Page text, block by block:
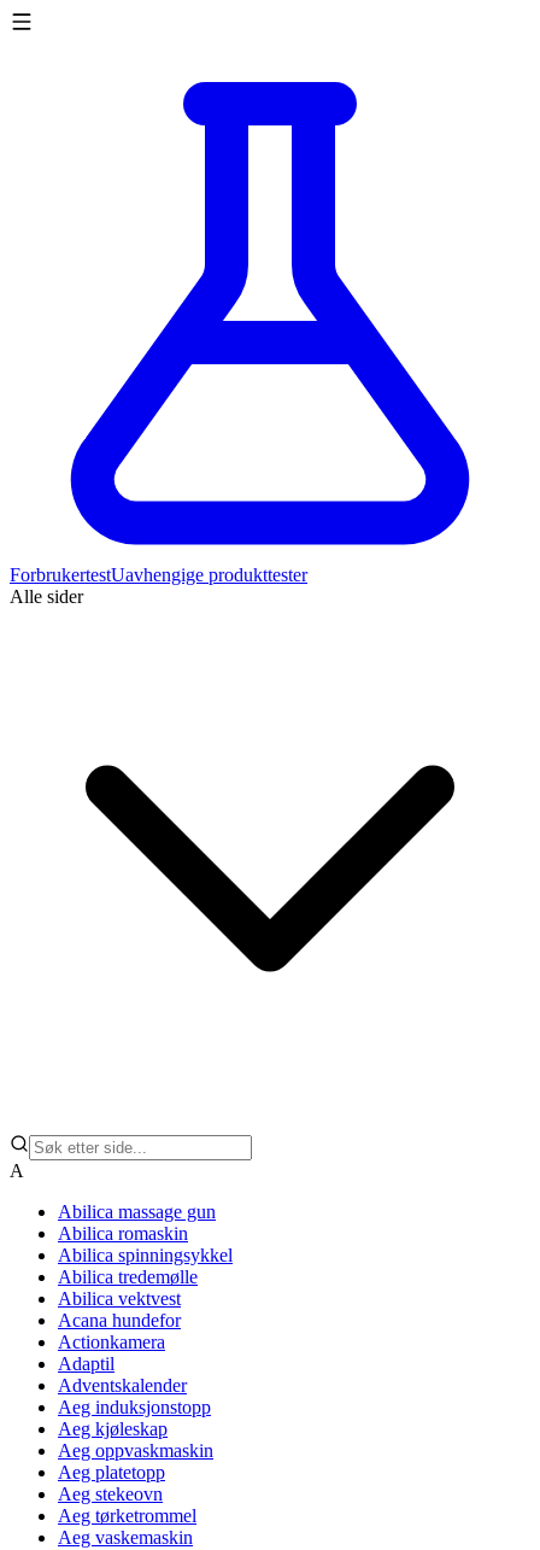
ForbrukertestUavhengige produkttester
Alle sider
A
Abilica massage gun
Abilica romaskin
Abilica spinningsykkel
Abilica tredemølle
Abilica vektvest
Acana hundefor
Actionkamera
Adaptil
Adventskalender
Aeg induksjonstopp
Aeg kjøleskap
Aeg oppvaskmaskin
Aeg platetopp
Aeg stekeovn
Aeg tørketrommel
Aeg vaskemaskin